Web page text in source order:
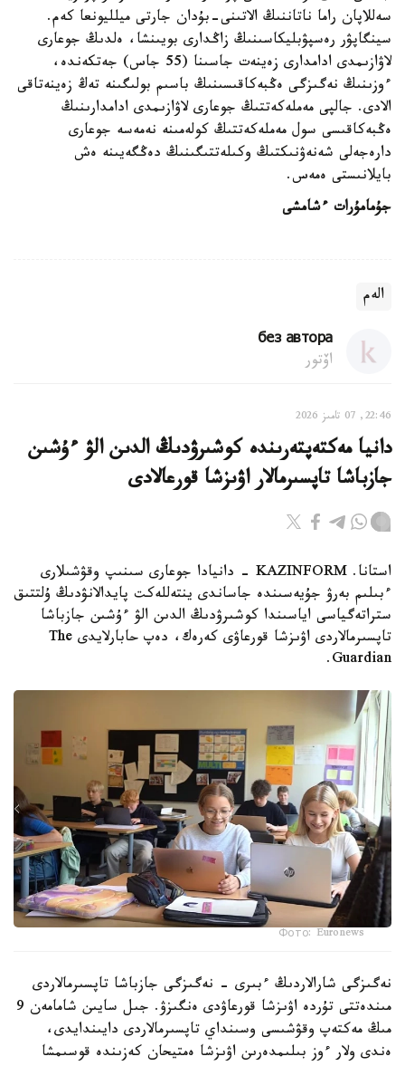
سەللاپان راما ناتاننىڭ الاتىنى-بۇدان جارتى ميلليونعا كەم.
سينگاپۋر رەسپۋبليكاسىنىڭ زاڭدارى بويىنشا، ەلدىڭ جوعارى
لاۋازىمدى ادامدارى زەينەت جاسىنا (55 جاس) جەتكەندە،
ءوزىنىڭ نەگىزگى ەڭبەكاقىسىنىڭ باسىم بولىگىنە تەڭ زەينەتاقى
الادى. جالپى مەملەكەتتىڭ جوعارى لاۋازىمدى ادامدارىنىڭ
ەڭبەكاقىسى سول مەملەكەتتىڭ كولەمىنە نەمەسە جوعارى
دارەجەلى شەنەۋنىكتىڭ وكىلەتتىگىنىڭ دەڭگەيىنە ەش
بايلانىستى ەمەس.
جۇمامۇرات ءشامشى
الەم
без автора
اۆتور
22:46, 07 تامىز 2026
دانيا مەكتەپتەرىندە كوشىرۋدىڭ الدىن الۋ ءۇشىن
جازباشا تاپسىرمالار اۋىزشا قورعالادى
استانا. KAZINFORM - دانيادا جوعارى سىنىپ وقۋشىلارى
ءبىلىم بەرۋ جۇيەسىندە جاساندى ينتەللەكت پايدالانۋدىڭ ۇلتتىق
ستراتەگياسى اياسىندا كوشىرۋدىڭ الدىن الۋ ءۇشىن جازباشا
تاپسىرمالاردى اۋىزشا قورعاۋى كەرەك، دەپ حابارلايدى The
Guardian.
Фото: Euronews
نەگىزگى شارالاردىڭ ءبىرى - نەگىزگى جازباشا تاپسىرمالاردى
مىندەتتى تۇردە اۋىزشا قورعاۋدى ەنگىزۋ. جىل سايىن شامامەن 9
مىڭ مەكتەپ وقۋشىسى وسىنداي تاپسىرمالاردى دايىندايدى،
ەندى ولار ءوز بىلىمدەرىن اۋىزشا ەمتيحان كەزىندە قوسىمشا